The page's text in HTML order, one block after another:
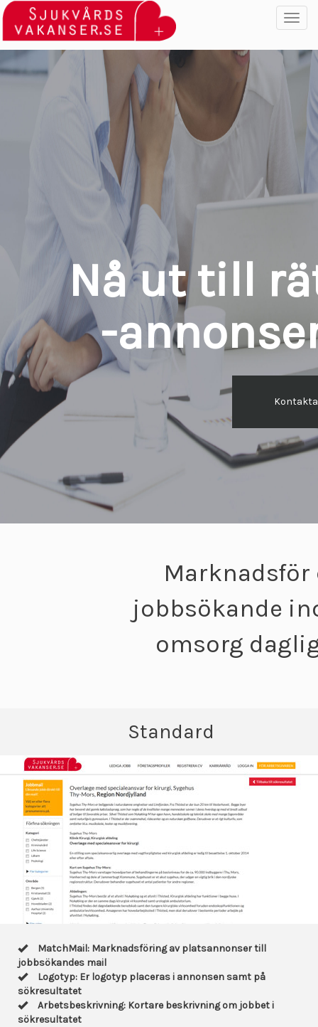
Nå ut till
-
jobbsökande
omsorg
Standard
MatchMail: Marknadsföring av platsannonser till
jobbsökandes mail
Logotyp: Er logotyp placeras i annonsen samt på
sökresultatet
Arbetsbeskrivning: Kortare beskrivning om jobbet i
sökresultatet